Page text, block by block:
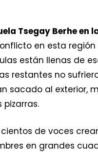
Tsegay Berhe en
en esta
están llenas de
restantes no
sacado al exterior,
de voces
en grandes